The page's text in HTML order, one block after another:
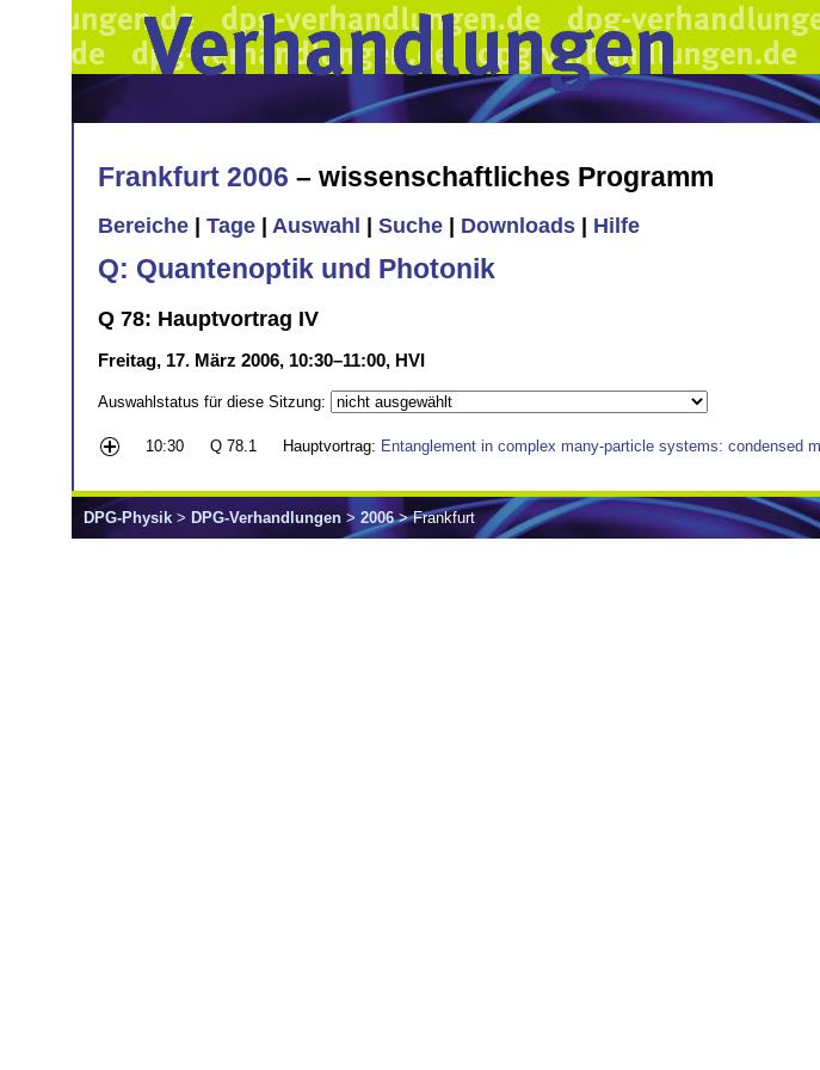
Frankfurt 2006 – wissenschaftliches Programm
Bereiche Tage Auswahl Suche Downloads Hilfe
Q: Quantenoptik und Photonik
Q 78: Hauptvortrag IV
Freitag, 17. März 2006, 10:30–11:00, HVI
Auswahlstatus für diese Sitzung:
10:30 Q 78.1 Hauptvortrag: Entanglement in complex many-particle systems: condensed
DPG-Physik > DPG-Verhandlungen > 2006> Frankfurt